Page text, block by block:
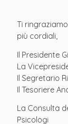
Ti
più cordiali,
Il Presidente
La
Il Segretario
Il Tesoriere
La Consulta
Psicologi